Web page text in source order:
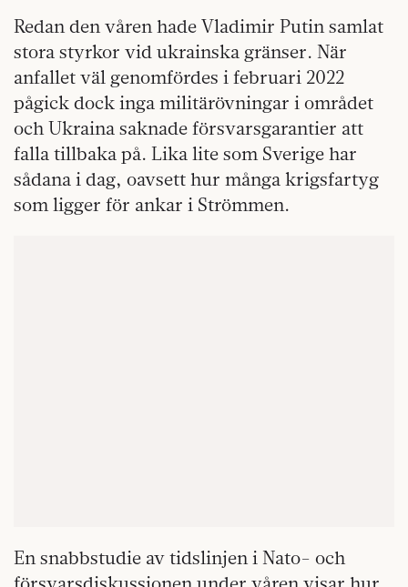
Redan den våren hade Vladimir Putin samlat
stora styrkor vid ukrainska gränser. När
anfallet väl genomfördes i februari 2022
pågick dock inga militärövningar i området
och Ukraina saknade försvarsgarantier att
falla tillbaka på. Lika lite som Sverige har
sådana i dag, oavsett hur många krigsfartyg
som ligger för ankar i Strömmen.
En snabbstudie av tidslinjen i Nato- och